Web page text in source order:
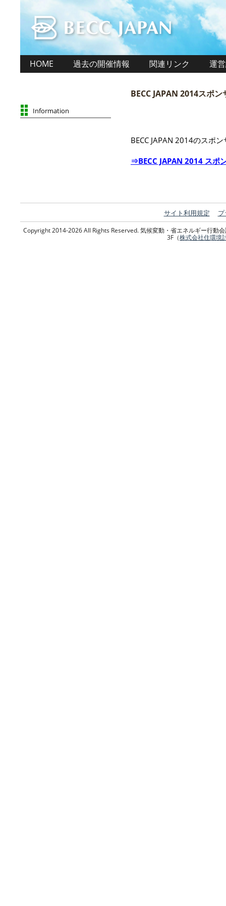
HOME 過去の開催情報 関連リンク 運
Information
BECC JAPAN 2014スポ
BECC JAPAN 2014のスポ
⇒BECC JAPAN 2014 スポ
サイト利用規定
Copyright 2014-2026 All Rights Reserved. 気候変動・省エネルギー行動
3F（株式会社住環境